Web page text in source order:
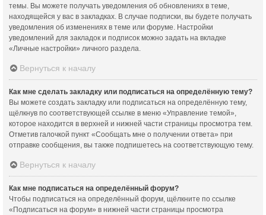
темы. Вы можете получать уведомления об обновлениях в теме,
находящейся у вас в закладках. В случае подписки, вы будете получать
уведомления об изменениях в теме или форуме. Настройки
уведомлений для закладок и подписок можно задать на вкладке
«Личные настройки» личного раздела.
Вернуться к началу
Как мне сделать закладку или подписаться на определённую тему?
Вы можете создать закладку или подписаться на определённую тему,
щёлкнув по соответствующей ссылке в меню «Управление темой»,
которое находится в верхней и нижней части страницы просмотра тем.
Отметив галочкой пункт «Сообщать мне о получении ответа» при
отправке сообщения, вы также подпишетесь на соответствующую тему.
Вернуться к началу
Как мне подписаться на определённый форум?
Чтобы подписаться на определённый форум, щёлкните по ссылке
«Подписаться на форум» в нижней части страницы просмотра